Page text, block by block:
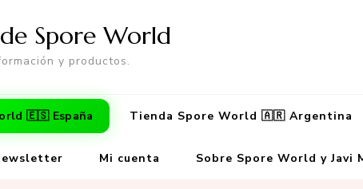
Spore World
y productos.
🇪🇸 España Tienda Spore World 🇦🇷 Argentina
Mi cuenta Sobre Spore World y Javi